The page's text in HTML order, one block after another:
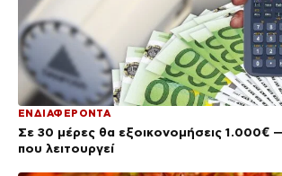
ΕΝΔΙΑΦΕΡΟΝΤΑ
Σε 30 μέρες θα εξοικονομήσεις 1.000€
που λειτουργεί